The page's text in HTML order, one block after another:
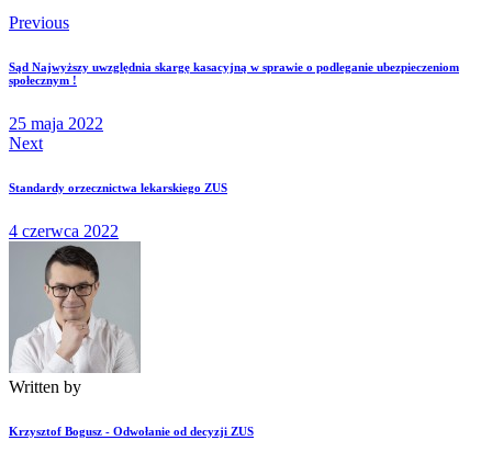
Previous
Sąd Najwyższy uwzględnia skargę kasacyjną w sprawie o podleganie ubezpieczeniom
społecznym !
25 maja 2022
Next
Standardy orzecznictwa lekarskiego ZUS
4 czerwca 2022
Written by
Krzysztof Bogusz - Odwołanie od decyzji ZUS